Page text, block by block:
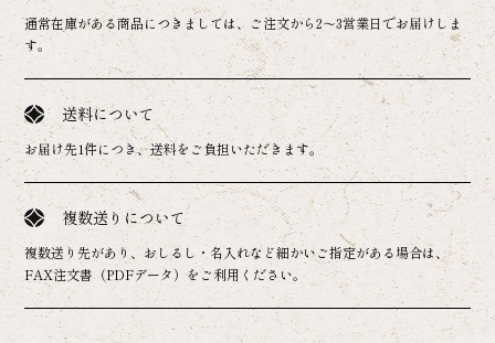
通常在庫がある商品につきましては、ご注文から2～3営業日でお届けしま
す。
送料について
お届け先1件につき、送料をご負担いただきます。
複数送りについて
複数送り先があり、おしるし・名入れなど細かいご指定がある場合は、
FAX注文書（PDFデータ）をご利用ください。